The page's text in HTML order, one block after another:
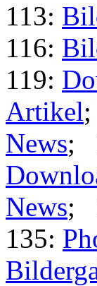
113:
116:
119:
Artikel
News;
News;
135: